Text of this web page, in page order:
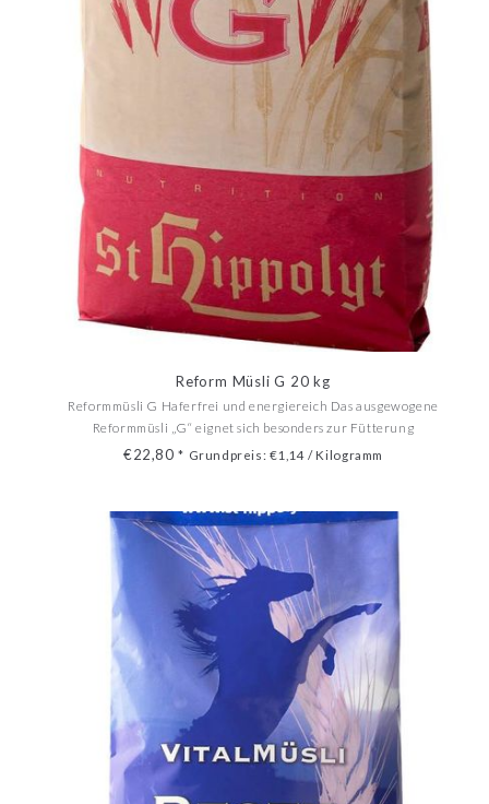
Reform Müsli G 20 kg
Reformmüsli G Haferfrei und energiereich Das ausgewogene
Reformmüsli „G“ eignet sich besonders zur Fütterung
temperamentvoller und schwerfuttriger Reitpferde. - besonders
€22,80* Grundpreis: €1,14 / Kilogramm